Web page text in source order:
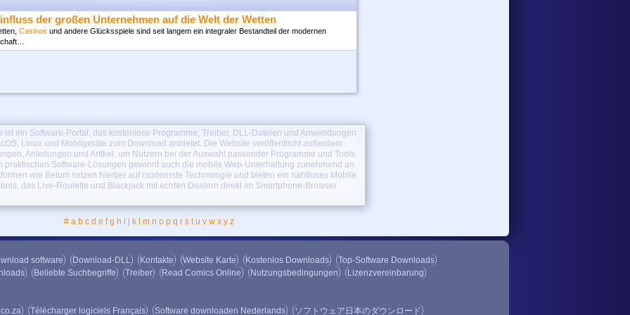
Database Viewer(Access,xls,Oracle)for S60
Access anschauen und FoxPro, dBase, Excel, Oracle und jede ODBC-Datenbank auf Ihrem S60-
z.B.…
MSN messenger--HIER for 5500
Interesse daran haben fundierte Kenntnisse über die Deutsche, Französische oder Spanische
Balley (PalmOS)1.6
ist immer angenehm. Scheinende Sonne, Smaragdmeer, Sommer vacations:The volleyballies,
ziemlich…
Shooter Mobile1.0
von Anfang an wissen, dass Bubble Shooter Mobile sehr süchtig macht. Das Spiel läuft auf Pocket
auf…
Internet Fax for PPC3.3
verwendet um Sprachnachrichten ohne Diktiergerät auf regelmäßige oder Mobiltelefonen zu senden
Ihr Palm-Gerät Sie durch den Einsatz von Sprache unterrichten, wenn Sie dieses handliche
installieren.…
der großen Unternehmen auf die Welt der Wetten
Casinos und andere Glücksspiele sind seit langem ein integraler Bestandteil der modernen
ist ein Software-Portal, das kostenlose Programme, Treiber, DLL-Dateien und Anwendungen
Linux und Mobilgeräte zum Download anbietet. Die Website veröffentlicht außerdem
Anleitungen und Artikel, um Nutzern bei der Auswahl passender Programme und Tools
praktischen Software-Lösungen gewinnt auch die mobile Web-Unterhaltung zunehmend an
wie Betum setzen hierbei auf modernste Technologie und bieten ein nahtloses Mobile
das Live-Roulette und Blackjack mit echten Dealern direkt im Smartphone-Browser
# a b c d e f g h i j k m n o p q r s t u v w x y z
software Download-DLL Kontakte Website Karte Kostenlos Downloads
Top-Software Downloads
Beliebte Suchbegriffe Treiber Read Comics Online Nutzungsbedingungen Lizenzvereinbarung
Télécharger logiciels Français Software downloaden Nederlands ソフトウェア日本のダウンロード